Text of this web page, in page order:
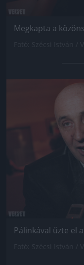
Megkapta a
Pálinkával űzte el